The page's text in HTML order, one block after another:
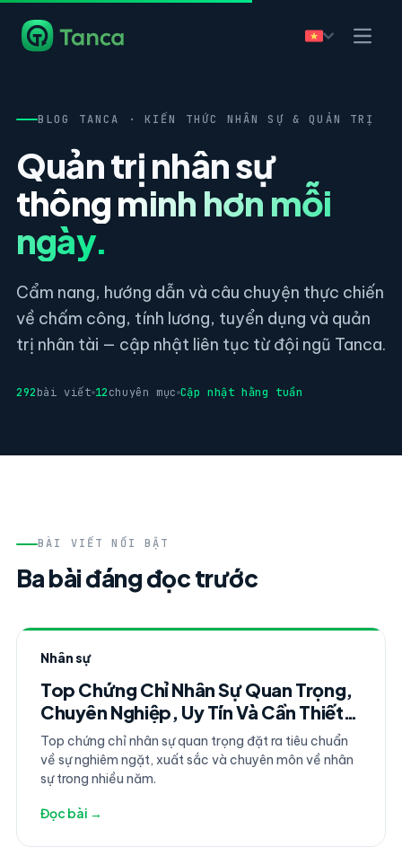
BLOG TANCA · KIẾN THỨC NHÂN SỰ & QUẢN TRỊ
Quản trị nhân sự
thông minh hơn mỗi
ngày.
Cẩm nang, hướng dẫn và câu chuyện thực chiến
về chấm công, tính lương, tuyển dụng và quản
trị nhân tài — cập nhật liên tục từ đội ngũ Tanca.
292bài viết 12chuyên mục Cập nhật hằng tuần
BÀI VIẾT NỔI BẬT
Ba bài đáng đọc trước
Nhân sự
Top Chứng Chỉ Nhân Sự Quan Trọng,
Chuyên Nghiệp, Uy Tín Và Cần Thiết
Nhất
Top chứng chỉ nhân sự quan trọng đặt ra tiêu chuẩn
về sự nghiêm ngặt, xuất sắc và chuyên môn về nhân
sự trong nhiều năm.
Đọc bài →